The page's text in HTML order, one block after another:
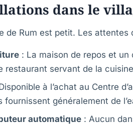
dans le
de Rum est petit. Les
: La maison de repos et un
restaurant servant de la
à l’achat au Centre
fournissent généralement de
automatique : Aucun